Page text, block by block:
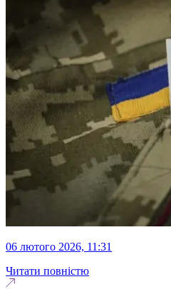
06 лютого 2026, 11:31
Читати повністю